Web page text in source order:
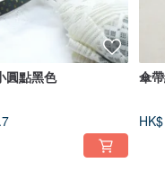
圓點黑色 傘